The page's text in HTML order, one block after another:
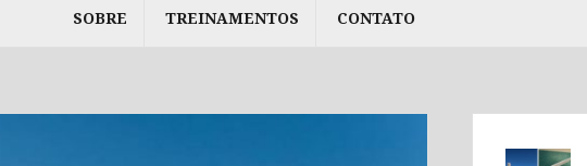
SOBRE TREINAMENTOS CONTATO